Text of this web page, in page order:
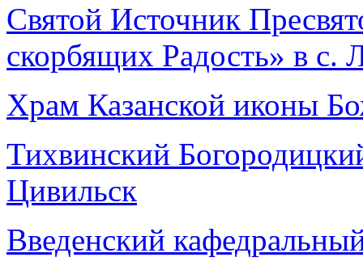
Святой Источник
скорбящих Радость» в с.
Храм Казанской иконы
Тихвинский
Цивильск
Введенский